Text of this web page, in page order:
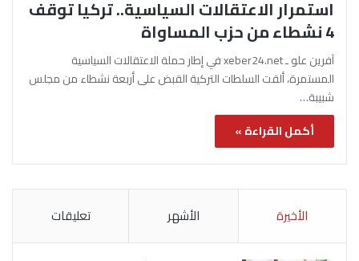
استمرار الاعتقالات السياسية.. تركيا توقف
4 نشطاء من حزب المساواة
آفرين علو ـ xeber24.net في إطار حملة الاعتقالات السياسية
المستمرة، ألقت السلطات التركية القبض على أربعة نشطاء من مجلس
شبيبة…
أكمل القراءة »
الأخيرة الأشهر تعليقات